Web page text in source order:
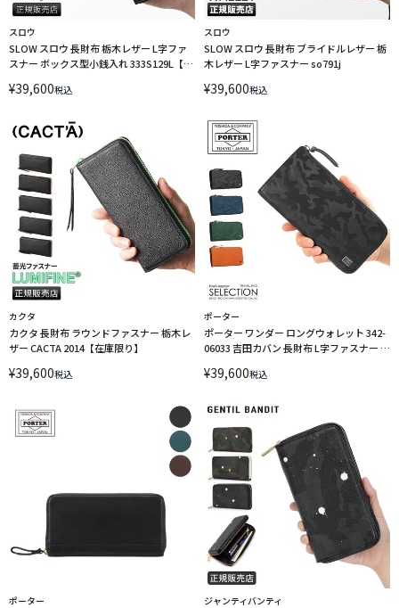
スロウ
SLOW スロウ 長財布 栃木レザー L字ファ
スナー ボックス型小銭入れ 333S129L【在
¥39,600税込
スロウ
SLOW スロウ 長財布 ブライドルレザー 栃
木レザー L字ファスナー so791j
¥39,600税込
カクタ
カクタ 長財布 ラウンドファスナー 栃木レ
ザー CACTA 2014【在庫限り】
¥39,600税込
ポーター
ポーター ワンダー ロングウォレット 342-
06033 吉田カバン 長財布 L字ファスナー カ
¥39,600税込
ポーター ジャンティバンティ